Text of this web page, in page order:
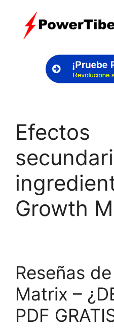
content
Efectos
Growth
Reseñas
Matrix –
PDF